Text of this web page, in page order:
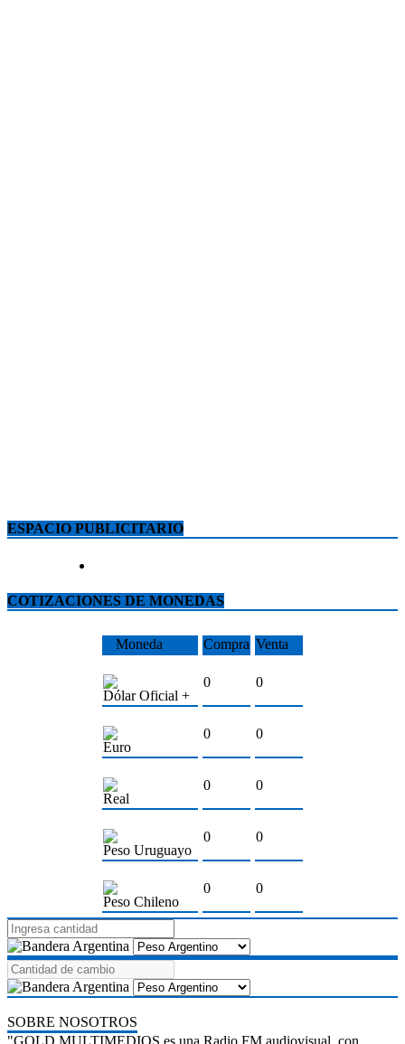
ESPACIO PUBLICITARIO
COTIZACIONES DE MONEDAS
Moneda Compra Venta
Dólar Oficial +
0 0
Euro
0 0
Real
0 0
Peso Uruguayo
0 0
Peso Chileno
0 0
SOBRE NOSOTROS
"GOLD MULTIMEDIOS es una Radio FM audiovisual, con